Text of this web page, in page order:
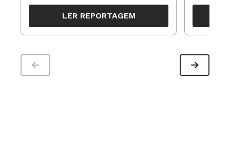
organizar ações para orientar o
trabalho pedagógico ao longo do
período
LER REPORTAGEM
propostas